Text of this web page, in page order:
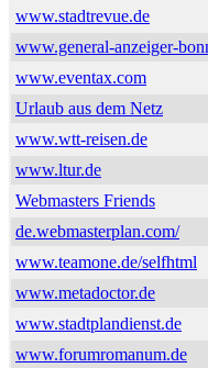
www.stadtrevue.de
www.general-anzeiger-
www.eventax.com
Urlaub aus dem Netz
www.wtt-reisen.de
www.ltur.de
Webmasters Friends
de.webmasterplan.com/
www.teamone.de/selfhtml
www.metadoctor.de
www.stadtplandienst.de
www.forumromanum.de